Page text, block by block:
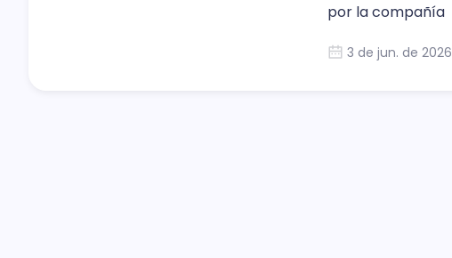
por la compañía
3 de jun. de 2026